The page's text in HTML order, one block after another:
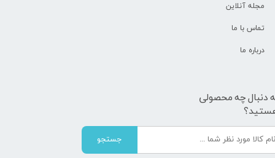
مجله آنلاین
تماس با ما
درباره ما
دنبال چه محصولی
جستجو